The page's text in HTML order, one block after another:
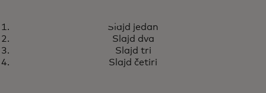
Program Digital First kartica
ispunjava rastuću potražnju za
rješenjima za upravljanje
opens in a new tab
Slajd jedan
Slajd dva
Slajd tri
Slajd četiri